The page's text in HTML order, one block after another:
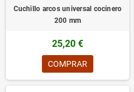
Cuchillo arcos universal cocinero
200 mm
25,20 €
COMPRAR